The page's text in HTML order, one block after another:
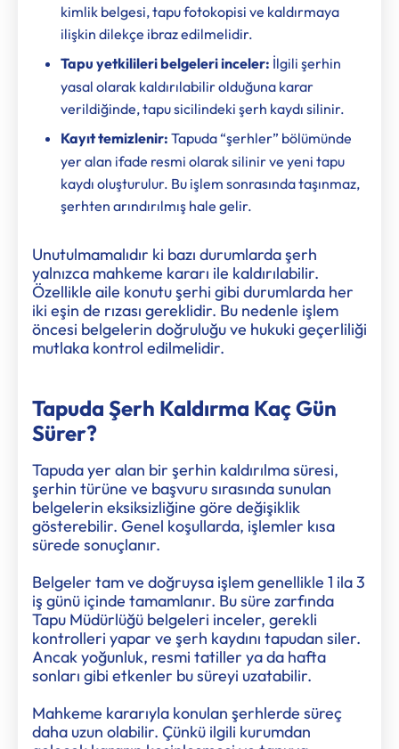
kimlik belgesi, tapu fotokopisi ve kaldırmaya
ilişkin dilekçe ibraz edilmelidir.
Tapu yetkilileri belgeleri inceler: İlgili şerhin
yasal olarak kaldırılabilir olduğuna karar
verildiğinde, tapu sicilindeki şerh kaydı silinir.
Kayıt temizlenir:Tapuda “şerhler” bölümünde
yer alan ifade resmi olarak silinir ve yeni tapu
kaydı oluşturulur. Bu işlem sonrasında taşınmaz,
şerhten arındırılmış hale gelir.
Unutulmamalıdır ki bazı durumlarda şerh
yalnızca mahkeme kararı ile kaldırılabilir.
Özellikle aile konutu şerhi gibi durumlarda her
iki eşin de rızası gereklidir. Bu nedenle işlem
öncesi belgelerin doğruluğu ve hukuki geçerliliği
mutlaka kontrol edilmelidir.
Tapuda Şerh Kaldırma Kaç Gün
Sürer?
Tapuda yer alan bir şerhin kaldırılma süresi,
şerhin türüne ve başvuru sırasında sunulan
belgelerin eksiksizliğine göre değişiklik
gösterebilir. Genel koşullarda, işlemler kısa
sürede sonuçlanır.
Belgeler tam ve doğruysa işlem genellikle 1 ila 3
iş günü içinde tamamlanır. Bu süre zarfında
Tapu Müdürlüğü belgeleri inceler, gerekli
kontrolleri yapar ve şerh kaydını tapudan siler.
Ancak yoğunluk, resmi tatiller ya da hafta
sonları gibi etkenler bu süreyi uzatabilir.
Mahkeme kararıyla konulan şerhlerde süreç
daha uzun olabilir. Çünkü ilgili kurumdan